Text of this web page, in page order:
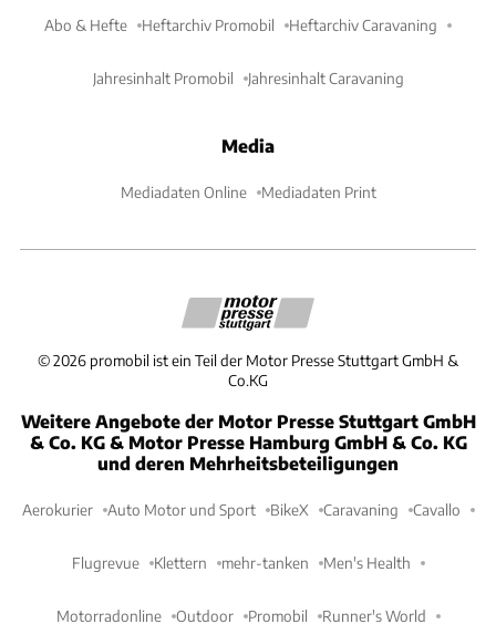
Abo & Hefte Heftarchiv Promobil Heftarchiv Caravaning
Jahresinhalt Promobil Jahresinhalt Caravaning
Media
Mediadaten Online Mediadaten Print
©2026 promobil ist ein Teil der Motor Presse Stuttgart GmbH &
Co.KG
Weitere Angebote der Motor Presse Stuttgart GmbH
& Co. KG & Motor Presse Hamburg GmbH & Co. KG
und deren Mehrheitsbeteiligungen
Aerokurier Auto Motor und Sport BikeX Caravaning Cavallo
Flugrevue Klettern mehr-tanken Men's Health
Motorradonline Outdoor Promobil Runner's World